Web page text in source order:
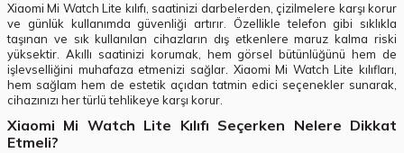
Xiaomi Mi Watch Lite kılıfı, saatinizi darbelerden, çizilmelere karşı korur
ve günlük kullanımda güvenliği artırır. Özellikle telefon gibi sıklıkla
taşınan ve sık kullanılan cihazların dış etkenlere maruz kalma riski
yüksektir. Akıllı saatinizi korumak, hem görsel bütünlüğünü hem de
işlevselliğini muhafaza etmenizi sağlar. Xiaomi Mi Watch Lite kılıfları,
hem sağlam hem de estetik açıdan tatmin edici seçenekler sunarak,
cihazınızı her türlü tehlikeye karşı korur.
Xiaomi Mi Watch Lite Kılıfı Seçerken Nelere Dikkat
Etmeli?